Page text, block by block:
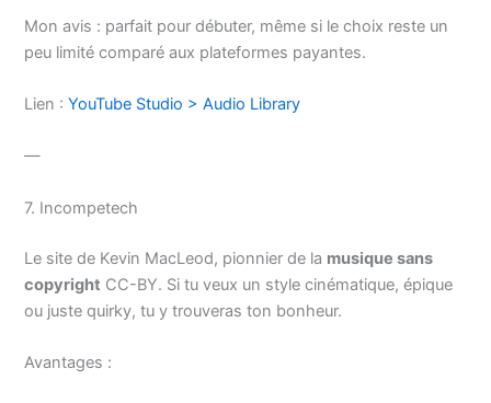
Mon avis : parfait pour débuter, même si le choix reste un
peu limité comparé aux plateformes payantes.
Lien :YouTube Studio > Audio Library
—
7. Incompetech
Le site de Kevin MacLeod, pionnier de la musique sans
copyright CC-BY. Si tu veux un style cinématique, épique
ou juste quirky, tu y trouveras ton bonheur.
Avantages :